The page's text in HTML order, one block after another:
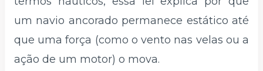
um navio ancorado permanece estático até
que uma força (como o vento nas velas ou a
ação de um motor) o mova.